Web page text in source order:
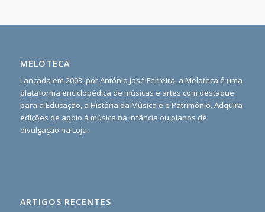
MELOTECA
Lançada em 2003, por António José Ferreira, a Meloteca é uma
plataforma enciclopédica de músicas e artes com destaque
para a Educação, a História da Música e o Património. Adquira
edições de apoio à música na infância ou planos de
divulgação na Loja.
ARTIGOS RECENTES